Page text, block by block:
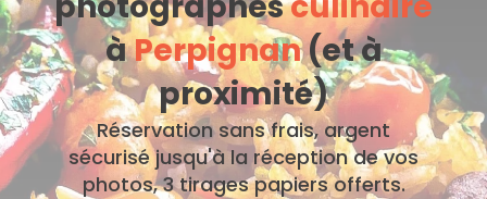
àPerpignan(et à
proximité)
Réservation sans frais, argent
sécurisé jusqu'à la réception de vos
photos, 3 tirages papiers offerts.